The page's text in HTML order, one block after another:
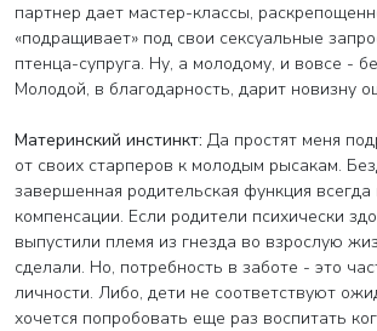
партнер дает мастер-классы,
«подращивает» под свои сексуальные
птенца-супруга. Ну, а молодому, и вовсе -
Молодой, в благодарность, дарит новизну
Материнский инстинкт: Да простят меня
от своих старперов к молодым рысакам.
завершенная родительская функция всегда
компенсации. Если родители психически
выпустили племя из гнезда во взрослую
сделали. Но, потребность в заботе - это
личности. Либо, дети не соответствуют
хочется попробовать еще раз воспитать